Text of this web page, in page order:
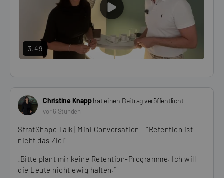
PLAY
VIDEO
3:49
Christine Knapphat einen Beitrag veröffentlicht
vor 6 Stunden
StratShape Talk | Mini Conversation – "Retention ist
nicht das Ziel"
„Bitte plant mir keine Retention-Programme. Ich will
die Leute nicht ewig halten.“